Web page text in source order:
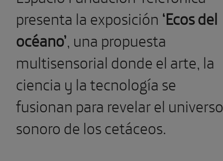
presenta la exposición ‘Ecos del
océano’, una propuesta
multisensorial donde el arte, la
ciencia y la tecnología se
fusionan para revelar el universo
sonoro de los cetáceos.